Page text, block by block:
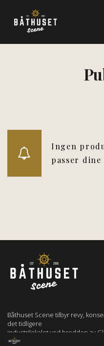
Ingen
passer dine
Båthuset Scene tilbyr revy,
det tidligere
industrilokalet ved bredden av
Velkommen!